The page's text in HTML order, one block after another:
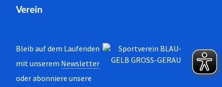
Verein
Bleib auf dem Laufenden
mit unserem Newsletter
oder abonniere unsere